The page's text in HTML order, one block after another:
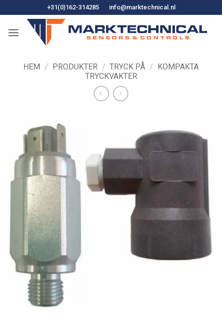
till
innehåll
+31(0)162-314285 info@marktechnical.nl
HEM / PRODUKTER / TRYCK PÅ / KOMPAKTA
TRYCKVAKTER